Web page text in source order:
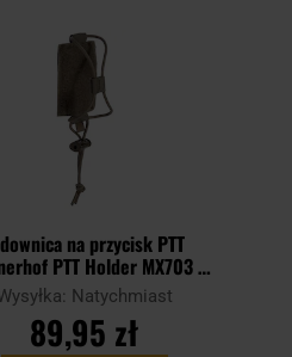
na przycisk PTT
PTT Holder MX703 -
Stone Grey
Natychmiast
89,95 zł